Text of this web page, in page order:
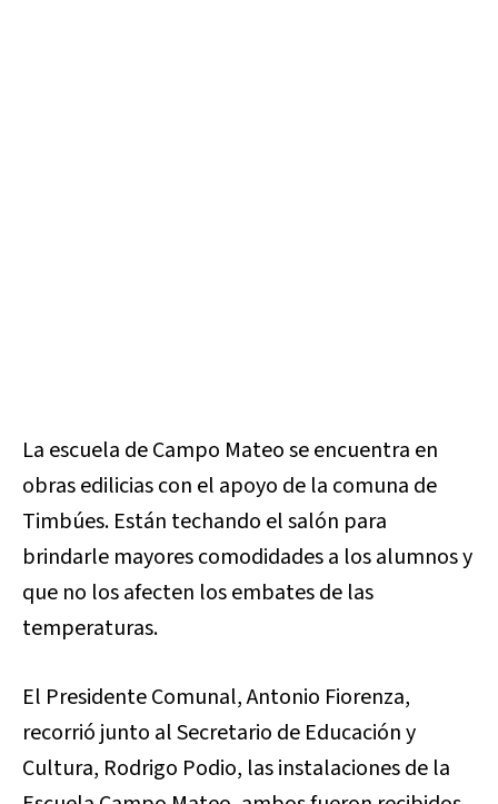
La escuela de Campo Mateo se encuentra en
obras edilicias con el apoyo de la comuna de
Timbúes. Están techando el salón para
brindarle mayores comodidades a los alumnos y
que no los afecten los embates de las
temperaturas.
El Presidente Comunal, Antonio Fiorenza,
recorrió junto al Secretario de Educación y
Cultura, Rodrigo Podio, las instalaciones de la